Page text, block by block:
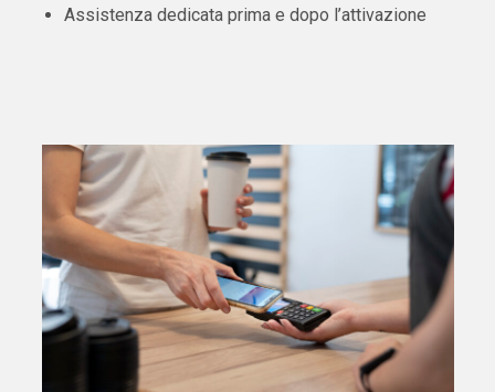
Assistenza dedicata prima e dopo l’attivazione